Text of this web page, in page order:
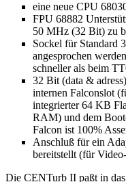
eine neue CPU
FPU 68882
50 MHz (32 Bit) zu
Sockel für Standard
angesprochen
schneller als beim
32 Bit (data &
internen Falconslot
integrierter 64 KB
RAM) und dem
Falcon ist 100%
Anschluß für ein
bereitstellt (für
Die CENTurb II paßt in